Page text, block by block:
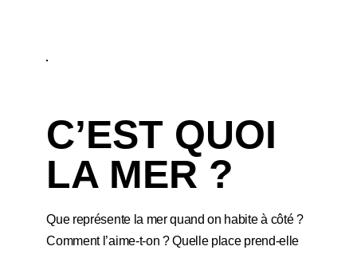
C’EST QUOI
LA MER ?
Que représente la mer quand on habite à côté ?
Comment l’aime-t-on ? Quelle place prend-elle